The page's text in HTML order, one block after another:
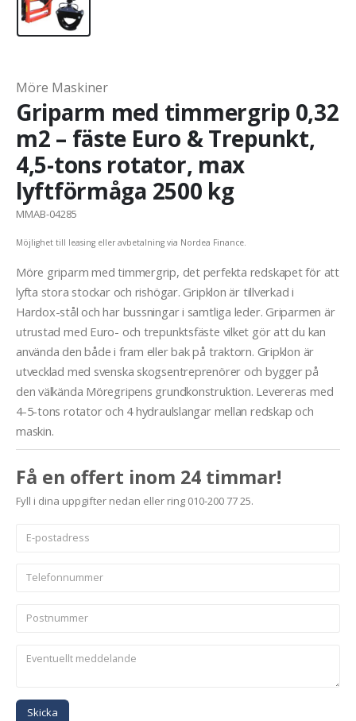
Möre Maskiner
Griparm med timmergrip 0,32
m2 – fäste Euro & Trepunkt,
4,5-tons rotator, max
lyftförmåga 2500 kg
MMAB-04285
Möjlighet till leasing eller avbetalning via Nordea Finance.
Möre griparm med timmergrip, det perfekta redskapet för att
lyfta stora stockar och rishögar. Gripklon är tillverkad i
Hardox-stål och har bussningar i samtliga leder. Griparmen är
utrustad med Euro- och trepunktsfäste vilket gör att du kan
använda den både i fram eller bak på traktorn. Gripklon är
utvecklad med svenska skogsentreprenörer och bygger på
den välkända Möregripens grundkonstruktion. Levereras med
4-5-tons rotator och 4 hydraulslangar mellan redskap och
maskin.
Få en offert inom 24 timmar!
Fyll i dina uppgifter nedan eller ring 010-200 77 25.
Skicka